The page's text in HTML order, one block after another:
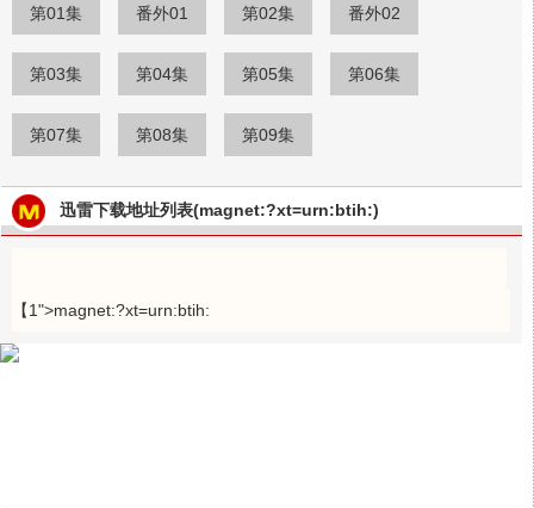
第01集
番外01 第02集 番外02
第03集 第04集 第05集 第06集
第07集 第08集 第09集
迅雷下载地址列表(magnet:?xt=urn:btih:)
【1">magnet:?xt=urn:btih: